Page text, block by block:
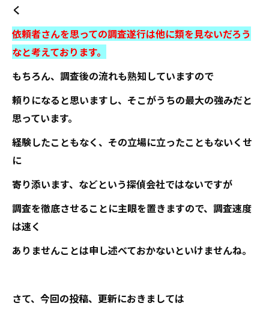
く
依頼者さんを思っての調査遂行は他に類を見ないだろう
なと考えております。
もちろん、調査後の流れも熟知していますので
頼りになると思いますし、そこがうちの最大の強みだと
思っています。
経験したこともなく、その立場に立ったこともないくせ
に
寄り添います、などという探偵会社ではないですが
調査を徹底させることに主眼を置きますので、調査速度
は速く
ありませんことは申し述べておかないといけませんね。
さて、今回の投稿、更新におきましては